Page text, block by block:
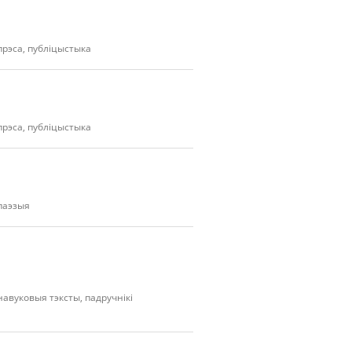
публіцыстыка
публіцыстыка
тэксты, падручнікі